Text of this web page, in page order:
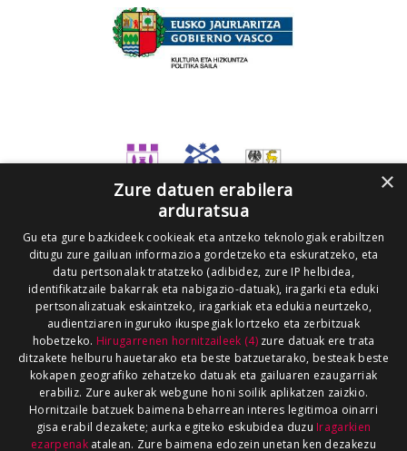
×
Zure datuen erabilera
arduratsua
Gu eta gure bazkideek cookieak eta antzeko teknologiak erabiltzen
ditugu zure gailuan informazioa gordetzeko eta eskuratzeko, eta
datu pertsonalak tratatzeko (adibidez, zure IP helbidea,
identifikatzaile bakarrak eta nabigazio-datuak), iragarki eta eduki
pertsonalizatuak eskaintzeko, iragarkiak eta edukia neurtzeko,
audientziaren inguruko ikuspegiak lortzeko eta zerbitzuak
hobetzeko. Hirugarrenen hornitzaileek (4)zure datuak ere trata
ditzakete helburu hauetarako eta beste batzuetarako, besteak beste
kokapen geografiko zehatzeko datuak eta gailuaren ezaugarriak
erabiliz. Zure aukerak webgune honi soilik aplikatzen zaizkio.
Hornitzaile batzuek baimena beharrean interes legitimoa oinarri
gisa erabil dezakete; aurka egiteko eskubidea duzu Iragarkien
ezarpenakatalean. Zure baimena edozein unetan ken dezakezu